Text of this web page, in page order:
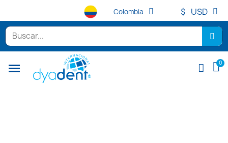
Colombia $ USD